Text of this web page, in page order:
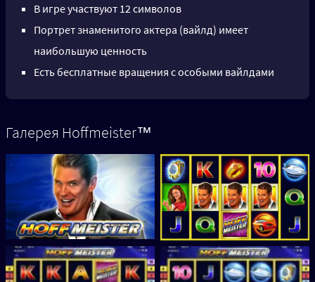
В игре участвуют 12 символов
Портрет знаменитого актера (вайлд) имеет
наибольшую ценность
Есть бесплатные вращения с особыми вайлдами
Галерея Hoffmeister™